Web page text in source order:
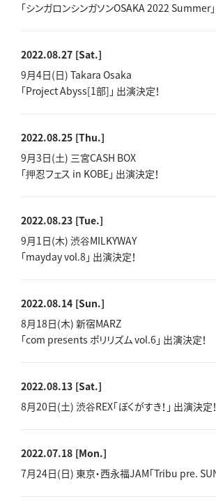
「シンガロンシンガソンOSAKA 2022 Summer
2022.08.27 [Sat.]
9月4日(日) Takara Osaka
「Project Abyss[1部]」 出演決定！
2022.08.25 [Thu.]
9月3日(土) 三宮CASH BOX
「押忍フェス in KOBE」 出演決定！
2022.08.23 [Tue.]
9月1日(木) 渋谷MILKYWAY
「mayday vol.8」 出演決定！
2022.08.14 [Sun.]
8月18日(木) 新宿MARZ
「com presents ポリリズム vol.6」 出演決定！
2022.08.13 [Sat.]
8月20日(土) 渋谷REX「ぼくがすき！」 出演決定！
2022.07.18 [Mon.]
7月24日(日) 東京・西永福JAM「Tribu pre. SUN